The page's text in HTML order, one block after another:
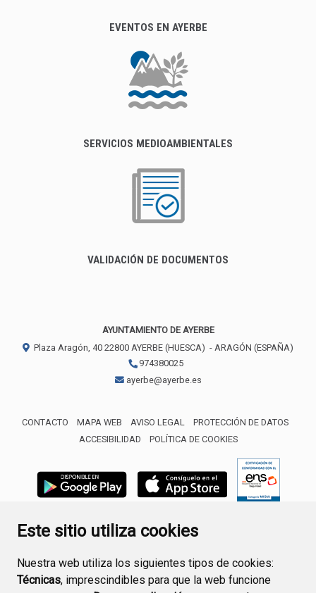
Este sitio utiliza cookies
Nuestra web utiliza los siguientes tipos de cookies:
Técnicas, imprescindibles para que la web funcione
EVENTOS EN AYERBE
SERVICIOS MEDIOAMBIENTALES
VALIDACIÓN DE DOCUMENTOS
AYUNTAMIENTO DE AYERBE
Plaza Aragón, 40 22800 AYERBE (HUESCA) - ARAGÓN (ESPAÑA)
974380025
ayerbe@ayerbe.es
CONTACTO MAPA WEB AVISO LEGAL
PROTECCIÓN DE DATOS
ACCESIBILIDAD
POLÍTICA DE COOKIES